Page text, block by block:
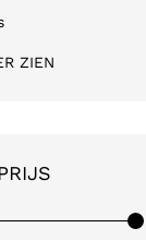
ZIEN